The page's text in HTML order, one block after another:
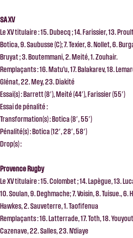
SA XV
Le XV titulaire : 15. Dubecq ; 14. Farissier, 13.
Botica, 9. Saubusse (C); 7. Texier, 8. Nollet, 6.
Bruyat ; 3. Boutemmani, 2. Meité, 1. Zouhair.
Remplaçants : 16. Matu’u, 17. Balakarev, 18.
Glénat, 22. Mey, 23. Diakité
Essai(s) : Barrett (8′), Meité (44′), Farissier (55′)
Essai de pénalité :
Transformation(s) : Botica (8′, 55′)
Pénalité(s) : Botica (12′, 28′, 58′)
Drop(s) :
Provence Rugby
Le XV titulaire : 15. Colombet ; 14. Lapègue, 13.
10. Soulan, 9. Deghmache; 7. Voisin, 8. Tuisue., 6.
Hawkes, 2. Sauveterre, 1. Taofifenua
Remplaçants : 16. Latterrade, 17. Toth, 18.
Cazenave, 22. Salles, 23. N’diaye